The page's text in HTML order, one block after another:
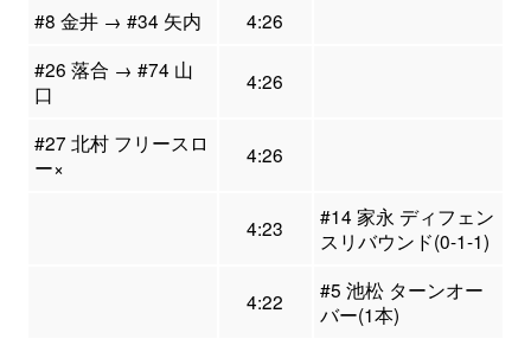
#8 金井 → #34 矢内
4:26
#26 落合 → #74 山
口
4:26
#27 北村 フリースロ
ー×
4:26
4:23
#14 家永 ディフェン
スリバウンド(0-1-1)
4:22
#5 池松 ターンオー
バー(1本)